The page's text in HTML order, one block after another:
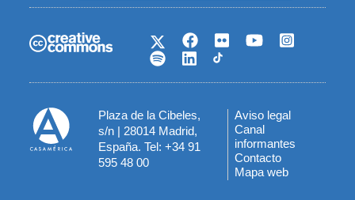
Plaza de la Cibeles,
s/n | 28014 Madrid,
España. Tel: +34 91
595 48 00
Menú
del
pie
Aviso legal
Canal
informantes
Contacto
Mapa web